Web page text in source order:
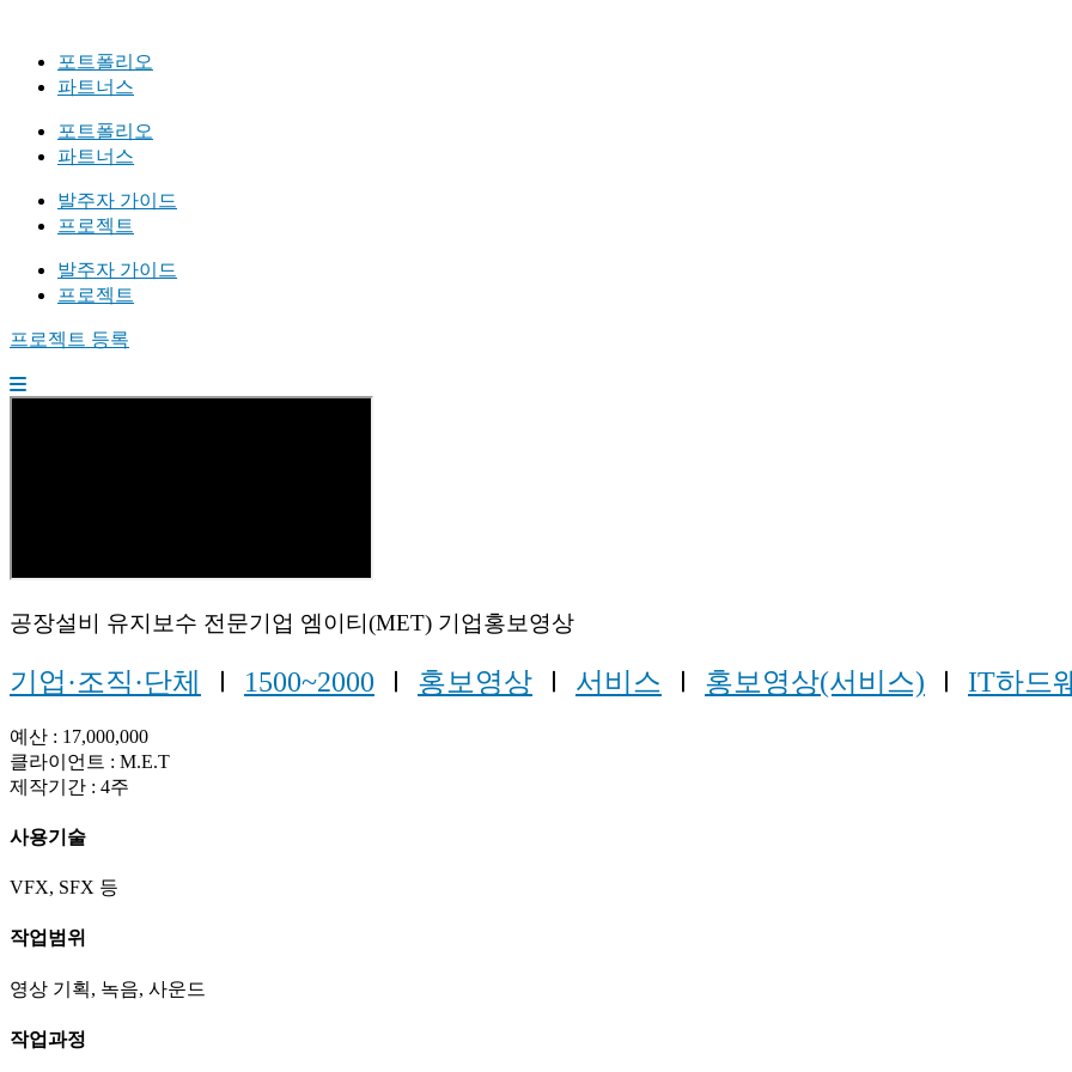
포트폴리오
파트너스
포트폴리오
파트너스
발주자 가이드
프로젝트
발주자 가이드
프로젝트
프로젝트 등록
공장설비 유지보수 전문기업 엠이티(MET) 기업홍보영상
기업·조직·단체 Ⅰ 1500~2000 Ⅰ 홍보영상 Ⅰ 서비스 Ⅰ 홍보영상(서비스) Ⅰ IT하드
예산 : 17,000,000
클라이언트 : M.E.T
제작기간 : 4주
사용기술
VFX, SFX 등
작업범위
영상 기획, 녹음, 사운드
작업과정